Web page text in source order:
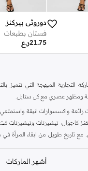
دوروثي بيركنز
فستان بطبعات
ر.ع21.75
التجارية المبهجة التي تتميز
ومظهر عصري مع كل ستايل.
واكسسوارات انيقة
كاجوال، تيشيرتات وتيشيرتات
مع تاريخ طويل من ابقاء المرأة
ملابسك الملائمة للعمل، البحث عن
أشهر الماركات